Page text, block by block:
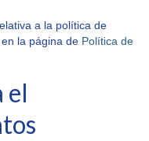
a la política de
la página de Política de
el